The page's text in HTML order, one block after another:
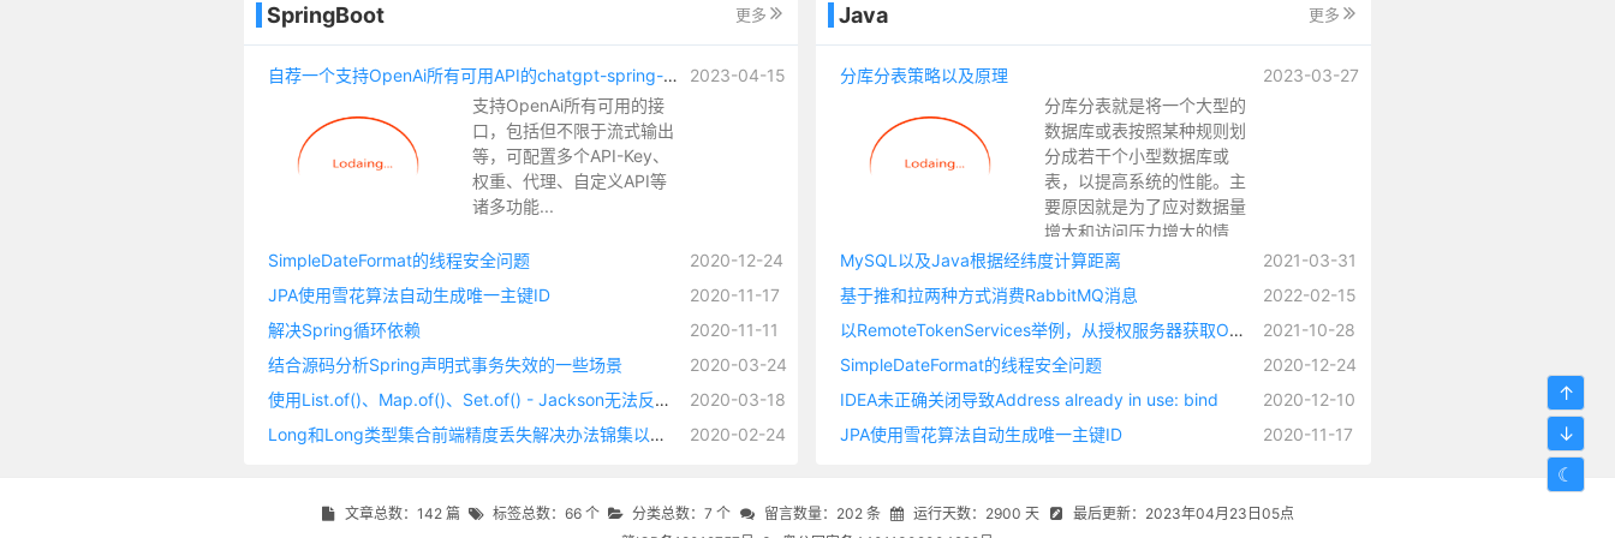
SpringBoot 更多
自荐一个支持OpenAi所有可用API的chatgpt-spring-boot-starter
支持OpenAi所有可用的接
口，包括但不限于流式输出
等，可配置多个API-Key、
权重、代理、自定义API等
诸多功能...
2023-04-15
SimpleDateFormat的线程安全问题
2020-12-24
JPA使用雪花算法自动生成唯一主键ID
2020-11-17
解决Spring循环依赖
2020-11-11
结合源码分析Spring声明式事务失效的一些场景
2020-03-24
使用List.of()、Map.of()、Set.of() - Jackson无法反序列化Redis缓存（缓存有类型标识的时候）
2020-03-18
Long和Long类型集合前端精度丢失解决办法锦集以及自定义JSON序列化方法
2020-02-24
Java 更多
分库分表策略以及原理
分库分表就是将一个大型的
数据库或表按照某种规则划
分成若干个小型数据库或
表，以提高系统的性能。主
要原因就是为了应对数据量
增大和访问压力增大的情
况，因为当数据量和访问量
能顶不住，此时可以通过分
库分表，将压力分散到多个
节点上。
2023-03-27
MySQL以及Java根据经纬度计算距离
2021-03-31
基于推和拉两种方式消费RabbitMQ消息
2022-02-15
以RemoteTokenServices举例，从授权服务器获取OAuth2访问令牌，并将身份验证对象加载到 SecurityContext整个过程源码解析
2021-10-28
SimpleDateFormat的线程安全问题
2020-12-24
IDEA未正确关闭导致Address already in use: bind
2020-12-10
JPA使用雪花算法自动生成唯一主键ID
2020-11-17
文章总数：142 篇 标签总数：66 个 分类总数：7 个 留言数量：202 条 运行天数：2900 天
最后更新：2023年04月23日05点
↑
↓
☾